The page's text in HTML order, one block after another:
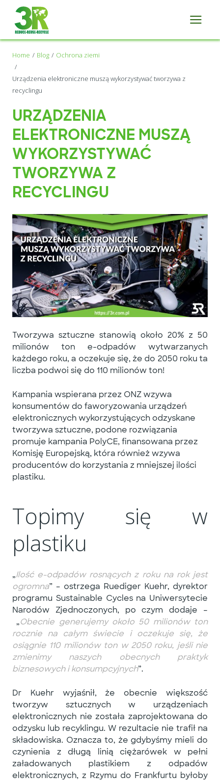
Home Blog Ochrona ziemi
Urządzenia elektroniczne muszą wykorzystywać tworzywa z
recyclingu
URZĄDZENIA
ELEKTRONICZNE MUSZĄ
WYKORZYSTYWAĆ
TWORZYWA Z
RECYCLINGU
Tworzywa sztuczne stanowią około 20% z 50
milionów ton e-odpadów wytwarzanych
każdego roku, a oczekuje się, że do 2050 roku ta
liczba podwoi się do 110 milionów ton!
Kampania wspierana przez ONZ wzywa
konsumentów do faworyzowania urządzeń
elektronicznych wykorzystujących odzyskane
tworzywa sztuczne, podone rozwiązania
promuje kampania PolyCE, finansowana przez
Komisję Europejską, która również wzywa
producentów do korzystania z mniejszej ilości
plastiku.
Topimy się w
plastiku
„Ilość e-odpadów rosnących z roku na rok jest
ogromna” – ostrzega Ruediger Kuehr, dyrektor
programu Sustainable Cycles na Uniwersytecie
Narodów Zjednoczonych, po czym dodaje –
„Obecnie generujemy około 50 milionów ton
rocznie na całym świecie i oczekuje się, że
osiągnie 110 milionów ton w 2050 roku, jeśli nie
zmienimy naszych obecnych praktyk
biznesowych i konsumpcyjnych”.
Dr Kuehr wyjaśnił, że obecnie większość
tworzyw sztucznych w urządzeniach
elektronicznych nie została zaprojektowana do
odzysku lub recyklingu. W rezultacie nie trafił na
składowiska. Oznacza to, że gdybyśmy mieli do
czynienia z długą linią ciężarówek w pełni
załadowanych plastikiem z odpadów
elektronicznych, z Rzymu do Frankfurtu byłoby